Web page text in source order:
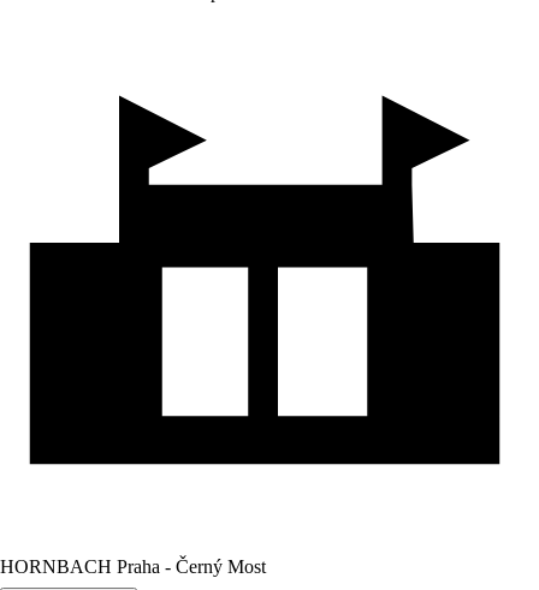
HORNBACH Praha - Černý Most